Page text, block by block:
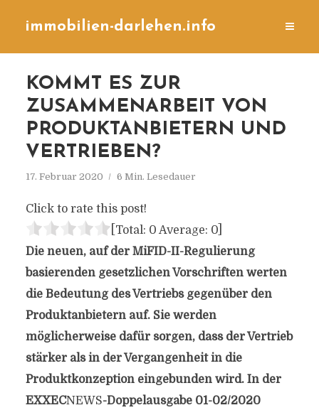
immobilien-darlehen.info
KOMMT ES ZUR
ZUSAMMENARBEIT VON
PRODUKTANBIETERN UND
VERTRIEBEN?
17. Februar 2020 6 Min. Lesedauer
Click to rate this post!
[Total: 0 Average: 0]
Die neuen, auf der MiFID-II-Regulierung
basierenden gesetzlichen Vorschriften werten
die Bedeutung des Vertriebs gegenüber den
Produktanbietern auf. Sie werden
möglicherweise dafür sorgen, dass der Vertrieb
stärker als in der Vergangenheit in die
Produktkonzeption eingebunden wird. In der
EXXECNEWS-Doppelausgabe 01-02/2020